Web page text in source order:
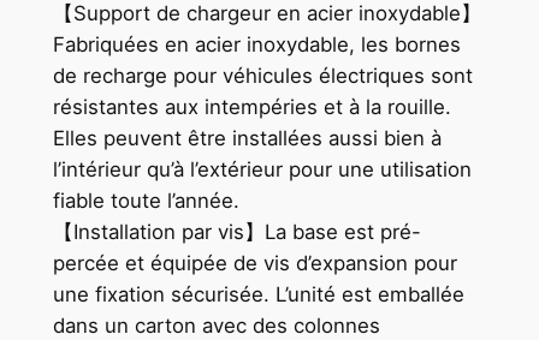
【Support de chargeur en acier inoxydable】
Fabriquées en acier inoxydable, les bornes
de recharge pour véhicules électriques sont
résistantes aux intempéries et à la rouille.
Elles peuvent être installées aussi bien à
l’intérieur qu’à l’extérieur pour une utilisation
fiable toute l’année.
【Installation par vis】La base est pré-
percée et équipée de vis d’expansion pour
une fixation sécurisée. L’unité est emballée
dans un carton avec des colonnes